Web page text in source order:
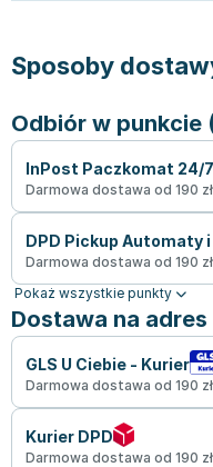
Sposoby
Odbiór w punkcie
InPost Paczkomat 24/7
Darmowa dostawa od 190 zł
DPD Pickup Automaty
Darmowa dostawa od 190 zł
Pokaż wszystkie punkty
Dostawa na adres
GLS U Ciebie - Kurier
Darmowa dostawa od 190 zł
Kurier DPD
Darmowa dostawa od 190 zł